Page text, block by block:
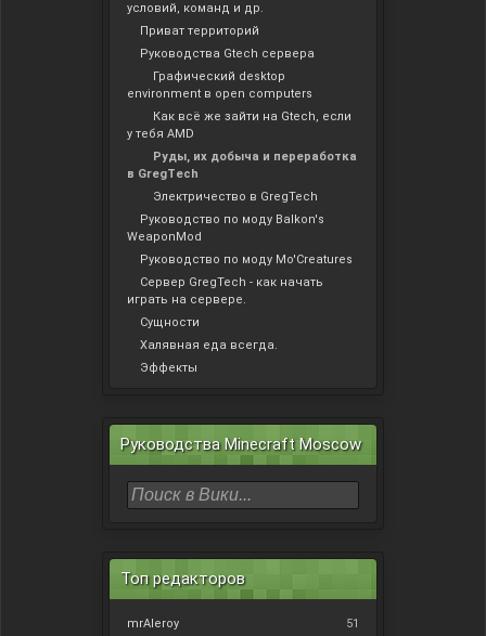
условий, команд и др.
Приват территорий
Руководства Gtech сервера
Графический desktop
environment в open computers
Как всё же зайти на Gtech, если
у тебя AMD
Руды, их добыча и переработка
в GregTech
Электричество в GregTech
Руководство по моду Balkon's
WeaponMod
Руководство по моду Mo'Creatures
Сервер GregTech - как начать
играть на сервере.
Сущности
Халявная еда всегда.
Эффекты
Руководства Minecraft Moscow
Топ редакторов
mrAleroy
51